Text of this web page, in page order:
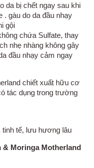
da bị chết ngay sau khi
. gàu do da đầu nhạy
gội
chứa Sulfate, thay
nhẹ nhàng không gây
đầu nhạy cảm ngay
chiết xuất hữu cơ
tác dụng trong trường
tế, lưu hương lâu
Moringa Motherland